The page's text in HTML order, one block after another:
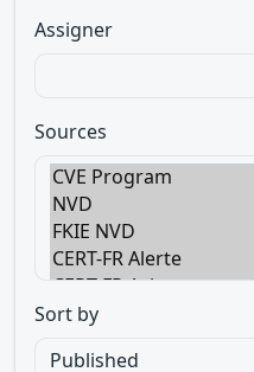
Assigner
Sources
Sort by